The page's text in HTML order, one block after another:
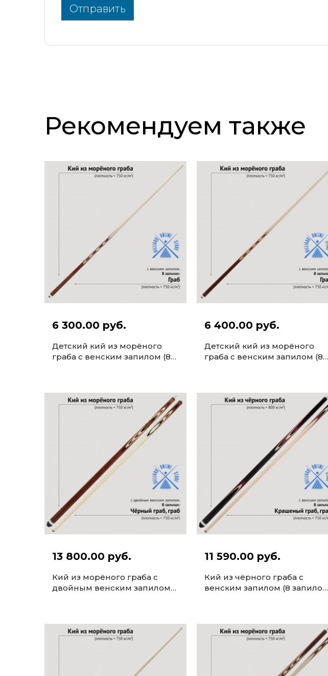
Отправить
Рекомендуем также
6 300.00 руб.
Детский кий из морёного
граба с венским запилом (8
6 400.00 руб.
Детский кий из морёного
граба с венским запилом (8
13 800.00 руб.
Кий из морёного граба с
двойным венским запилом
11 590.00 руб.
Кий из чёрного граба с
венским запилом (8 запилов,